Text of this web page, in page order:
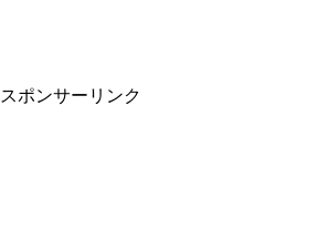
スポンサーリンク